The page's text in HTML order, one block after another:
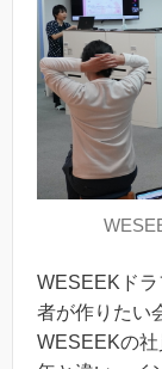
WESEEKド
者が作りたい
WESEEKの